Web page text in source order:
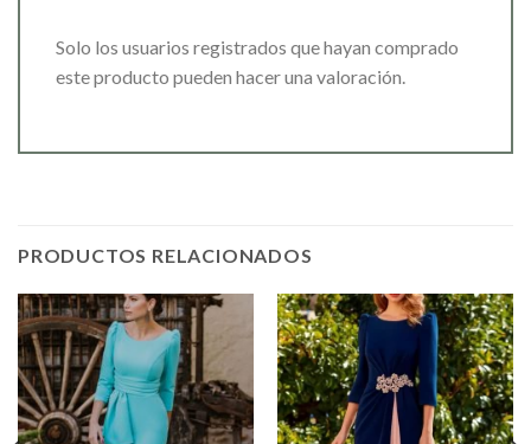
Solo los usuarios registrados que hayan comprado
este producto pueden hacer una valoración.
PRODUCTOS RELACIONADOS